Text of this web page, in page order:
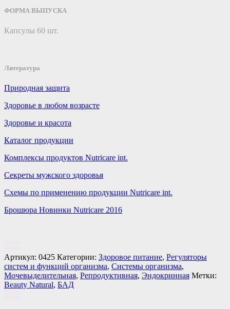
ФОРМА ВЫПУСКА
Капсулы 60 шт.
Литература
Природная защита
Здоровье в любом возрасте
Здоровье и красота
Каталог продукции
Комплексы продуктов Nutricare int.
Секреты мужского здоровья
Схемы по применению продукции Nutricare int.
Брошюра Новинки Nutricare 2016
Артикул: 0425 Категории: Здоровое питание, Регуляторы
систем и функций организма, Системы организма,
Мочевыделительная, Репродуктивная, Эндокринная Метки:
Beauty Natural, БАД